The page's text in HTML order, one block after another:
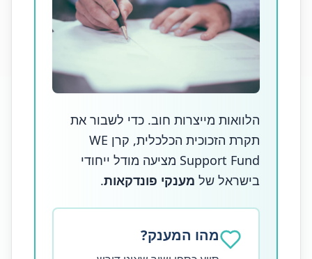
הלוואות מייצרות חוב. כדי לשבור את
תקרת הזכוכית הכלכלית, קרן WE
Support Fund מציעה מודל ייחודי
בישראל של מענקי פונדקאות.
מהו המענק?